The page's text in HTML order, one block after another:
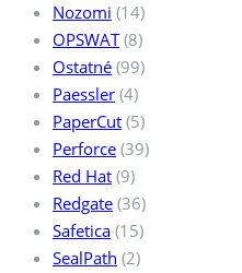
Nozomi (14)
OPSWAT(8)
Ostatné (99)
Paessler (4)
PaperCut (5)
Perforce (39)
Red Hat (9)
Redgate (36)
Safetica (15)
SealPath (2)